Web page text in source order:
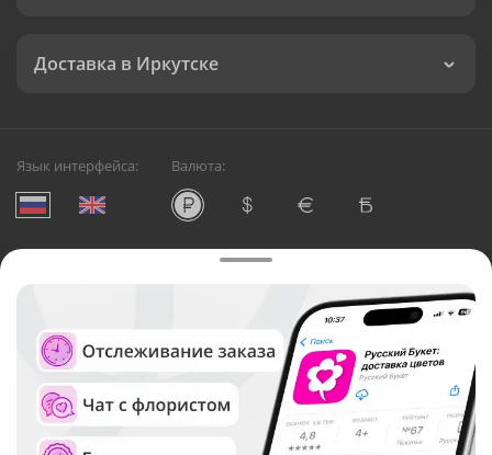
Доставка в Иркутске
Язык интерфейса: Валюта:
Служба круглосуточной доставки цветов в Иркутске
Русский Букет, 2026
Общество с ограниченной ответственностью «Технология»
ОГРН: 1195476081745, ИНН: 5410081997
Юридический адрес: г. Новосибирск, ул. Ипподромская,
д.42, оф. 3
Рейтинг Русского букета в г. Иркутск